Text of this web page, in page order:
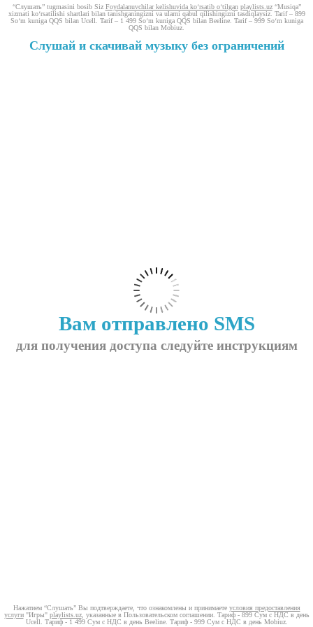
“Слушать” tugmasini bosib Siz Foydalanuvchilar kelishuvida ko‘rsatib o‘tilgan playlists.uz“Musiqa”
xizmati ko‘rsatilishi shartlari bilan tanishganingizni va ularni qabul qilishingizni tasdiqlaysiz. Tarif – 899
So‘m kuniga QQS bilan Ucell. Tarif – 1 499 So‘m kuniga QQS bilan Beeline. Tarif – 999 So‘m kuniga
QQS bilan Mobiuz.
Слушай и скачивай музыку без ограничений
Вам отправлено SMS
для получения доступа следуйте инструкциям
Нажатием “Слушать” Вы подтверждаете, что ознакомлены и принимаете условия предоставления
услуги"Игры" playlists.uz, указанные в Пользовательском соглашении. Тариф - 899 Сум с НДС в день
Ucell. Тариф - 1 499 Сум с НДС в день Beeline. Тариф - 999 Сум с НДС в день Mobiuz.